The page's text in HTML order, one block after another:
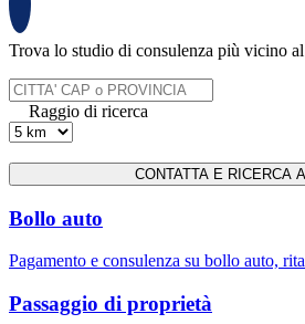
Trova lo studio di consulenza più vicino
Raggio di ricerca
Bollo auto
Pagamento e consulenza su bollo auto,
Passaggio di proprietà